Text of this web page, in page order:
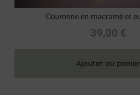
Couronne en macramé et
39,00 €
Ajouter au panier